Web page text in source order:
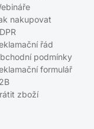
nakupovat
řád
podmínky
formulář
zboží